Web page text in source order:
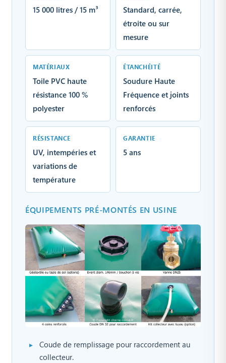
15 000 litres / 15 m³
Standard, carrée,
étroite ou sur
mesure
MATÉRIAUX
Toile PVC haute
résistance 100 %
polyester
ÉTANCHÉITÉ
Soudure Haute
Fréquence et joints
renforcés
RÉSISTANCE
UV, intempéries et
variations de
température
GARANTIE
5 ans
ÉQUIPEMENTS PRÉ-MONTÉS EN USINE
Coude de remplissage pour raccordement au
collecteur.